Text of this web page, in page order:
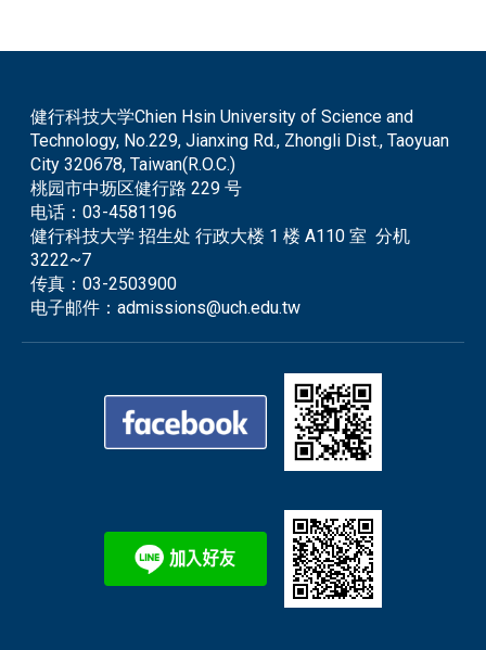
健行科技大学Chien Hsin University of Science and
Technology, No.229, Jianxing Rd., Zhongli Dist., Taoyuan
City 320678, Taiwan(R.O.C.)
桃园市中坜区健行路 229 号
电话：03-4581196
健行科技大学 招生处 行政大楼 1 楼 A110 室 分机
3222~7
传真：03-2503900
电子邮件：admissions@uch.edu.tw